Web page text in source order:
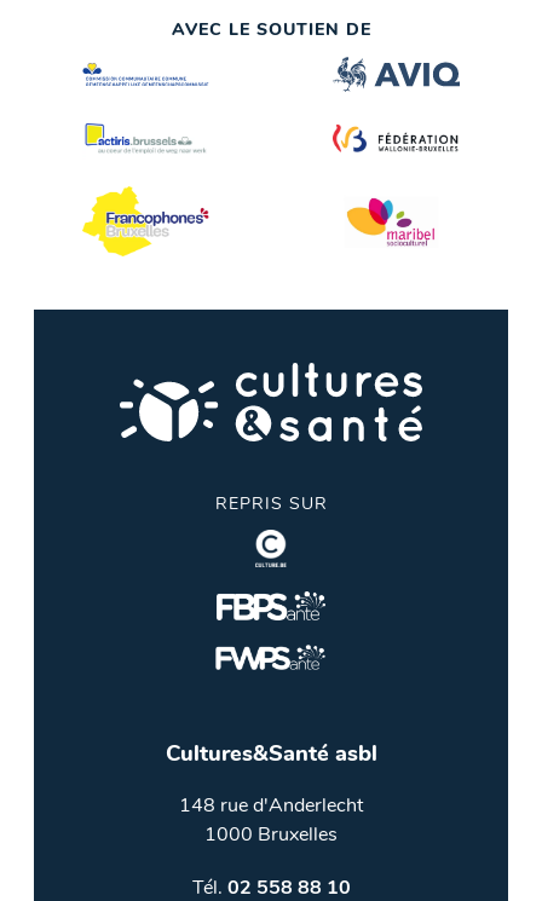
AVEC LE SOUTIEN DE
REPRIS SUR
Cultures&Santé asbl
148 rue d'Anderlecht
1000 Bruxelles
Tél. 02 558 88 10